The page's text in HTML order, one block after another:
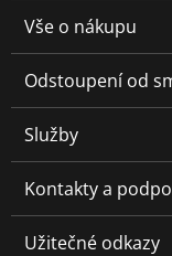
Vše o nákupu
Odstoupení od
Služby
Kontakty a
Užitečné odkazy